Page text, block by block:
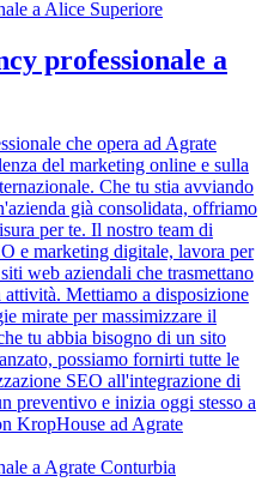
a Alice Superiore
professionale a
che opera ad Agrate
del marketing online e sulla
Che tu stia avviando
già consolidata, offriamo
per te. Il nostro team di
e marketing digitale, lavora per
web aziendali che trasmettano
Mettiamo a disposizione
mirate per massimizzare il
tu abbia bisogno di un sito
possiamo fornirti tutte le
SEO all'integrazione di
preventivo e inizia oggi stesso a
KropHouse ad Agrate
a Agrate Conturbia